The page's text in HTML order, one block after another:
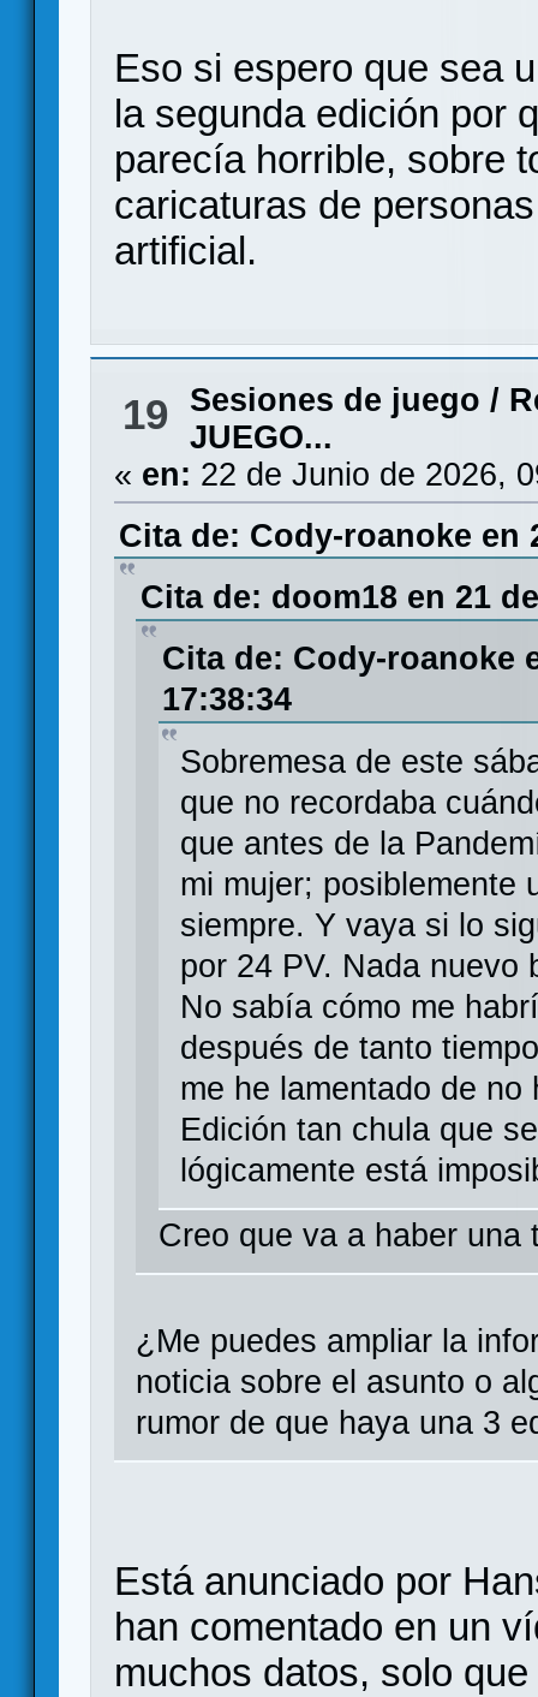
Eso si espero que sea
la segunda edición por
parecía horrible, sobre
caricaturas de
artificial.
19 Sesiones de juego /
JUEGO...
« en: 22 de Junio de 2026,
Cita de: Cody-roanoke en
Cita de: doom18 en 21
Cita de: Cody-roanoke
17:38:34
Sobremesa de este
que no recordaba
que antes de la
mi mujer; posiblemente
siempre. Y vaya si lo
por 24 PV. Nada nuevo
No sabía cómo me
después de tanto
me he lamentado de no
Edición tan chula que
lógicamente está
Creo que va a haber una
¿Me puedes ampliar la
noticia sobre el asunto o
rumor de que haya una 3
Está anunciado por
han comentado en un
muchos datos, solo